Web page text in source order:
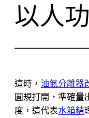
以人
這時， 油氣分離器
圓規打開，準確量
度，這代表水箱精